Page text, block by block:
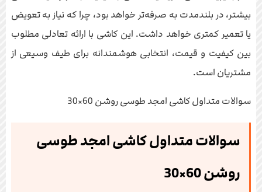
بیشتر، در بلندمدت به صرفه‌تر خواهد بود، چرا که نیاز به تعویض
یا تعمیر کمتری خواهد داشت. این کاشی با ارائه تعادلی مطلوب
بین کیفیت و قیمت، انتخابی هوشمندانه برای طیف وسیعی از
مشتریان است.
سوالات متداول کاشی امجد طوسی روشن 60×30
سوالات متداول کاشی امجد طوسی
روشن 60×30